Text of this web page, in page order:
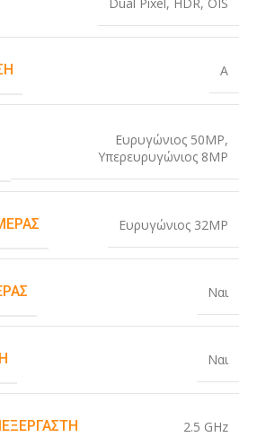
Dual Pixel, HDR, OIS
A
Ευρυγώνιος 50MP,
Υπερευρυγώνιος 8MP
Ευρυγώνιος 32MP
Ναι
Ναι
2.5 GHz